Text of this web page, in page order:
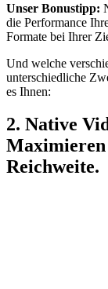
Unser Bonustipp:
die Performance
Formate bei Ihrer
Und welche
unterschiedliche
es Ihnen:
2. Native
Maximieren
Reichweite.